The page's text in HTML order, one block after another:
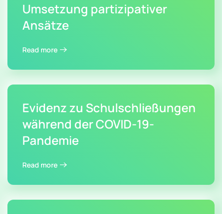
Umsetzung partizipativer
Ansätze
Read more
Evidenz zu Schulschließungen
während der COVID-19-
Pandemie
Read more